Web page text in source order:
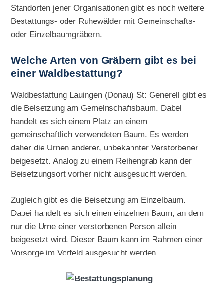
Standorten jener Organisationen gibt es noch weitere
Bestattungs- oder Ruhewälder mit Gemeinschafts-
oder Einzelbaumgräbern.
Welche Arten von Gräbern gibt es bei
einer Waldbestattung?
Waldbestattung Lauingen (Donau) St: Generell gibt es
die Beisetzung am Gemeinschaftsbaum. Dabei
handelt es sich einem Platz an einem
gemeinschaftlich verwendeten Baum. Es werden
daher die Urnen anderer, unbekannter Verstorbener
beigesetzt. Analog zu einem Reihengrab kann der
Beisetzungsort vorher nicht ausgesucht werden.
Zugleich gibt es die Beisetzung am Einzelbaum.
Dabei handelt es sich einen einzelnen Baum, an dem
nur die Urne einer verstorbenen Person allein
beigesetzt wird. Dieser Baum kann im Rahmen einer
Vorsorge im Vorfeld ausgesucht werden.